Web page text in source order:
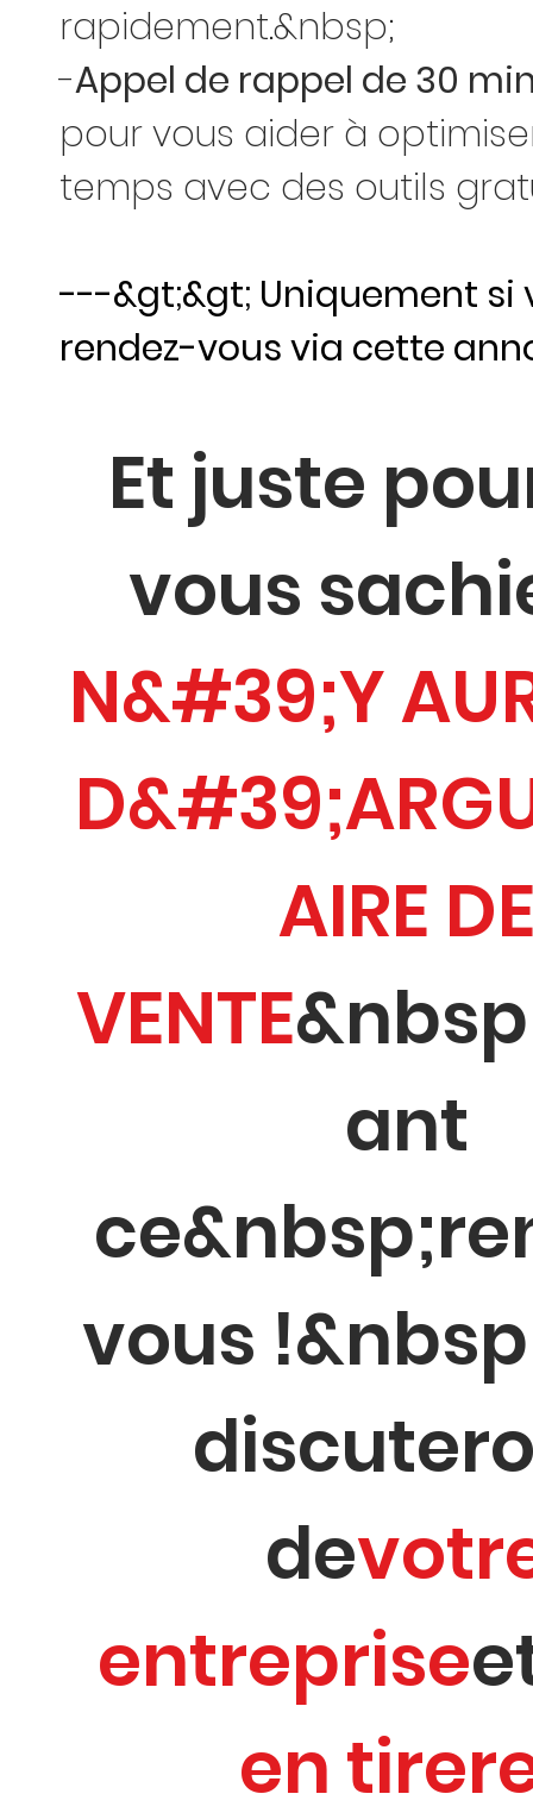
rapidement.&nbsp;
-Appel de rappel de 30
pour vous aider à
temps avec des outils
---&gt;&gt; Uniquement si
rendez-vous via cette
Et juste
vous
N&#39;Y
AIRE
VENTE
ant
vous
de
entreprise
en